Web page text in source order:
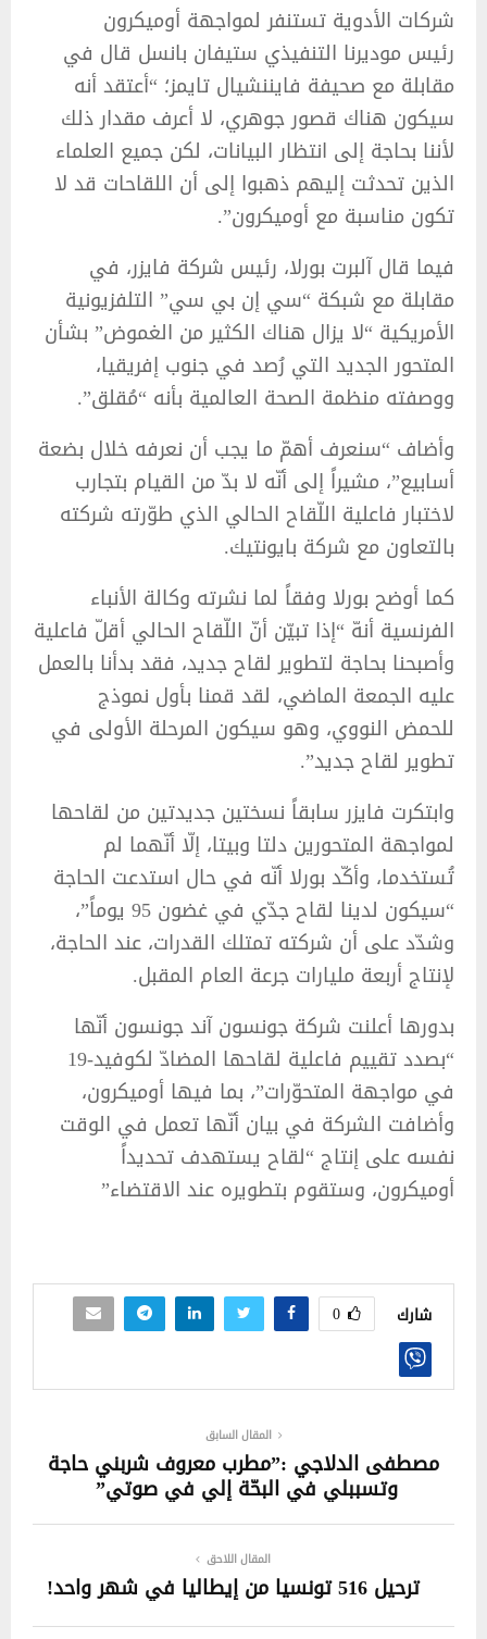
شركات الأدوية تستنفر لمواجهة أوميكرون
رئيس موديرنا التنفيذي ستيفان بانسل قال في
مقابلة مع صحيفة فايننشيال تايمز؛ “أعتقد أنه
سيكون هناك قصور جوهري، لا أعرف مقدار ذلك
لأننا بحاجة إلى انتظار البيانات، لكن جميع العلماء
الذين تحدثت إليهم ذهبوا إلى أن اللقاحات قد لا
تكون مناسبة مع أوميكرون‭.”
فيما قال آلبرت بورلا، رئيس شركة فايزر، في
مقابلة مع شبكة “سي إن بي سي” التلفزيونية
الأمريكية “لا يزال هناك الكثير من الغموض” بشأن
المتحور الجديد التي رُصد في جنوب إفريقيا،
ووصفته منظمة الصحة العالمية بأنه “مُقلق”.
وأضاف “سنعرف أهمّ ما يجب أن نعرفه خلال بضعة
أسابيع”، مشيراً إلى أنّه لا بدّ من القيام بتجارب
لاختبار فاعلية اللّقاح الحالي الذي طوّرته شركته
بالتعاون مع شركة بايونتيك.
كما أوضح بورلا وفقاً لما نشرته وكالة الأنباء
الفرنسية أنهّ “إذا تبيّن أنّ اللّقاح الحالي أقلّ فاعلية
وأصبحنا بحاجة لتطوير لقاح جديد، فقد بدأنا بالعمل
عليه الجمعة الماضي، لقد قمنا بأول نموذج
للحمض النووي، وهو سيكون المرحلة الأولى في
تطوير لقاح جديد”.
وابتكرت فايزر سابقاً نسختين جديدتين من لقاحها
لمواجهة المتحورين دلتا وبيتا، إلّا أنّهما لم
تُستخدما، وأكّد بورلا أنّه في حال استدعت الحاجة
“سيكون لدينا لقاح جدّي في غضون 95 يوماً”،
وشدّد على أن شركته تمتلك القدرات، عند الحاجة،
لإنتاج أربعة مليارات جرعة العام المقبل.
بدورها أعلنت شركة جونسون آند جونسون أنّها
“بصدد تقييم فاعلية لقاحها المضادّ لكوفيد-19
في مواجهة المتحوّرات”، بما فيها أوميكرون،
وأضافت الشركة في بيان أنّها تعمل في الوقت
نفسه على إنتاج “لقاح يستهدف تحديداً
أوميكرون، وستقوم بتطويره عند الاقتضاء”
شارك 0
المقال السابق
مصطفى الدلاجي :”مطرب معروف شربني حاجة
وتسببلي في البحّة إلي في صوتي”
المقال اللاحق
ترحيل 516 تونسيا من إيطاليا في شهر واحد!